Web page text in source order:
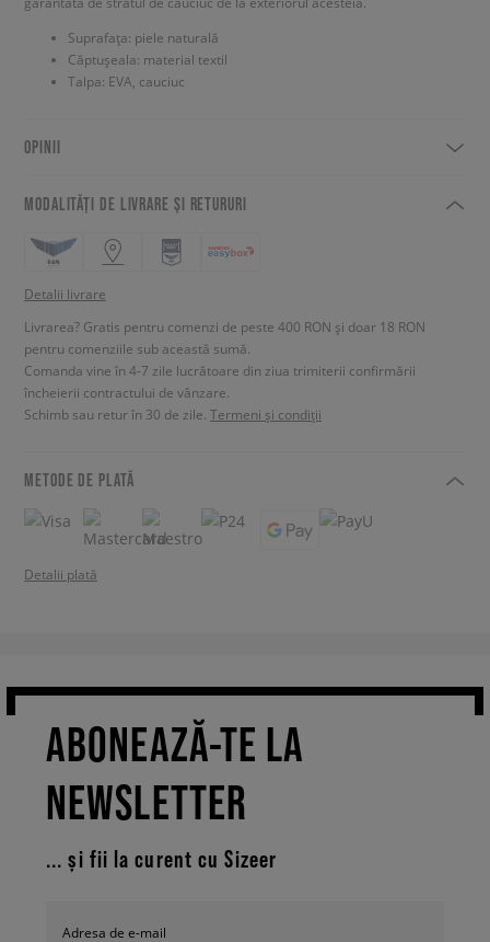
Suprafața: piele naturală
Căptușeala: material textil
Talpa: EVA, cauciuc
OPINII
MODALITĂȚI DE LIVRARE ȘI RETURURI
Detalii livrare
Livrarea? Gratis pentru comenzi de peste 400 RON și doar 18 RON
pentru comenziile sub această sumă.
Comanda vine în 4-7 zile lucrătoare din ziua trimiterii confirmării
încheierii contractului de vânzare.
Schimb sau retur în 30 de zile. Termeni și condiții
METODE DE PLATĂ
Detalii plată
ABONEAZĂ-TE LA
NEWSLETTER
... și fii la curent cu Sizeer
Adresa de e-mail